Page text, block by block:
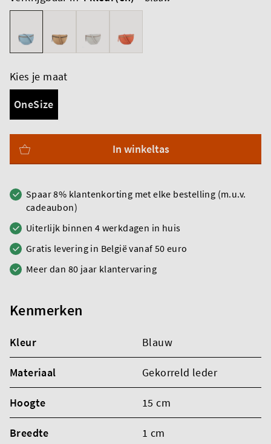
Kies je maat
OneSize
In winkeltas
Spaar 8% klantenkorting met elke bestelling (m.u.v.
cadeaubon)
Uiterlijk binnen 4 werkdagen in huis
Gratis levering in België vanaf 50 euro
Meer dan 80 jaar klantervaring
Kenmerken
Kleur Blauw
Materiaal Gekorreld leder
Hoogte 15 cm
Breedte 1 cm